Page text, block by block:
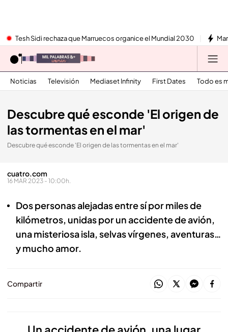
Tesh Sidi rechaza que Marruecos organice el Mundial 2030
Noticias Televisión Mediaset Infinity First Dates Todo es
Descubre qué esconde 'El origen de
las tormentas en el mar'
Descubre qué esconde 'El origen de las tormentas en el mar'
cuatro.com
16 MAR 2023 - 10:00h.
Dos personas alejadas entre sí por miles de
kilómetros, unidas por un accidente de avión,
una misteriosa isla, selvas vírgenes, aventuras…
y mucho amor.
Compartir